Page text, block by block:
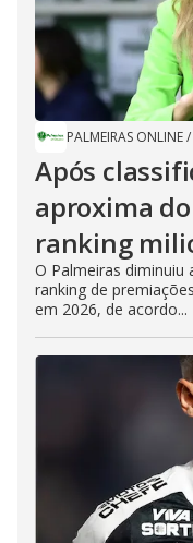
PALMEIRAS ONLINE/
Após
aproxima
ranking
O Palmeiras diminuiu
ranking de
em 2026, de acordo...